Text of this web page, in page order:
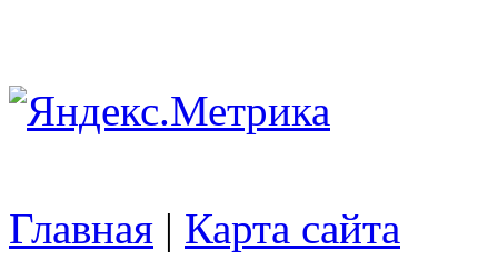
Главная | Карта сайта